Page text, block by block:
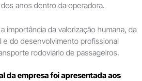
anos dentro da operadora.
importância da valorização humana, da
e do desenvolvimento profissional
rodoviário de passageiros.
da empresa foi apresentada aos